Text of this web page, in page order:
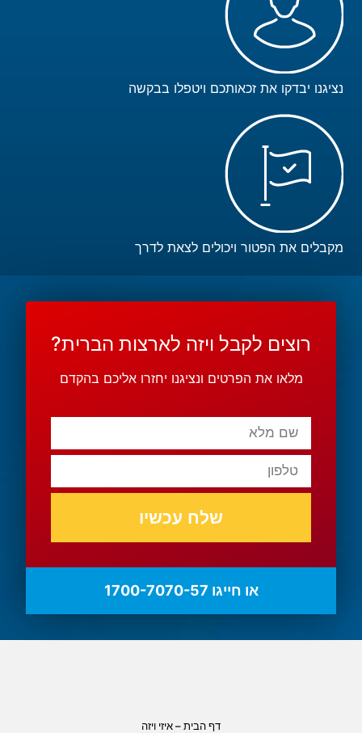
נציגנו יבדקו את זכאותכם ויטפלו בבקשה
מקבלים את הפטור ויכולים לצאת לדרך
רוצים לקבל ויזה לארצות הברית?
מלאו את הפרטים ונציגנו יחזרו אליכם בהקדם
שלח עכשיו
או חייגו 1700-7070-57
דף הבית – איזי ויזה